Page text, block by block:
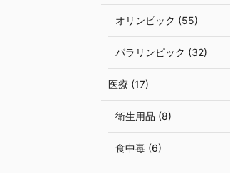
オリンピック (55)
パラリンピック (32)
医療 (17)
衛生用品 (8)
食中毒 (6)